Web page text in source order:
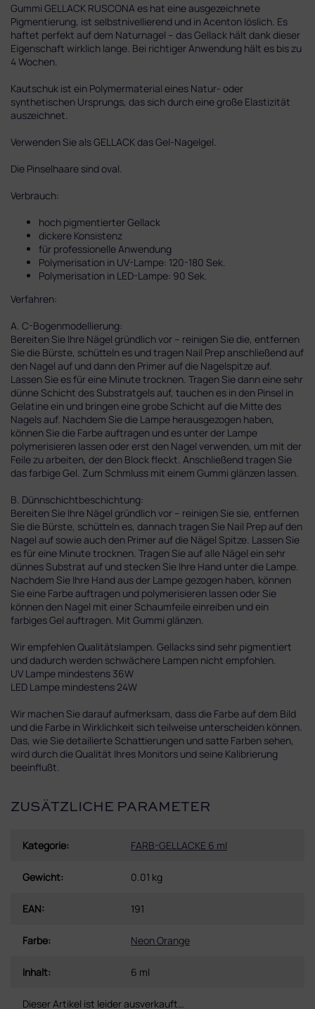
Gummi GELLACK RUSCONA es hat eine ausgezeichnete
Pigmentierung, ist selbstnivellierend und in Acenton löslich. Es
haftet perfekt auf dem Naturnagel – das Gellack hält dank dieser
Eigenschaft wirklich lange. Bei richtiger Anwendung hält es bis zu
4 Wochen.
Kautschuk ist ein Polymermaterial eines Natur- oder
synthetischen Ursprungs, das sich durch eine große Elastizität
auszeichnet.
Verwenden Sie als GELLACK das Gel-Nagelgel.
Die Pinselhaare sind oval
Verbrauch:
hoch pigmentierter Gellack
dickere Konsistenz
für professionelle Anwendung
Polymerisation in UV-Lampe: 120-180 Sek.
Polymerisation in LED-Lampe: 90 Sek.
Verfahren:
A. C-Bogenmodellierung:
Bereiten Sie Ihre Nägel gründlich vor – reinigen Sie die, entfernen
Sie die Bürste, schütteln es und tragen Nail Prep anschließend auf
den Nagel auf und dann den Primer auf die Nagelspitze auf.
Lassen Sie es für eine Minute trocknen. Tragen Sie dann eine sehr
dünne Schicht des Substratgels auf, tauchen es in den Pinsel in
Gelatine ein und bringen eine grobe Schicht auf die Mitte des
Nagels auf. Nachdem Sie die Lampe herausgezogen haben,
können Sie die Farbe auftragen und es unter der Lampe
polymerisieren lassen oder erst den Nagel verwenden, um mit der
Feile zu arbeiten, der den Block fleckt. Anschließend tragen Sie
das farbige Gel. Zum Schmluss mit einem Gummi glänzen lassen.
B. Dünnschichtbeschichtung:
Bereiten Sie Ihre Nägel gründlich vor – reinigen Sie sie, entfernen
Sie die Bürste, schütteln es, dannach tragen Sie Nail Prep auf den
Nagel auf sowie auch den Primer auf die Nägel Spitze. Lassen Sie
es für eine Minute trocknen. Tragen Sie auf alle Nägel ein sehr
dünnes Substrat auf und stecken Sie Ihre Hand unter die Lampe.
Nachdem Sie Ihre Hand aus der Lampe gezogen haben, können
Sie eine Farbe auftragen und polymerisieren lassen oder Sie
können den Nagel mit einer Schaumfeile einreiben und ein
farbiges Gel auftragen. Mit Gummi glänzen.
Wir empfehlen Qualitätslampen. Gellacks sind sehr pigmentiert
und dadurch werden schwächere Lampen nicht empfohlen.
UV Lampe mindestens 36W
LED Lampe mindestens 24W
Wir machen Sie darauf aufmerksam, dass die Farbe auf dem Bild
und die Farbe in Wirklichkeit sich teilweise unterscheiden können.
Das, wie Sie detailierte Schattierungen und satte Farben sehen,
wird durch die Qualität Ihres Monitors und seine Kalibrierung
beeinflußt.
ZUSÄTZLICHE PARAMETER
Kategorie: FARB-GELLACKE 6 ml
Gewicht: 0.01 kg
EAN: 191
Farbe: Neon Orange
Inhalt: 6 ml
Dieser Artikel ist leider ausverkauft…